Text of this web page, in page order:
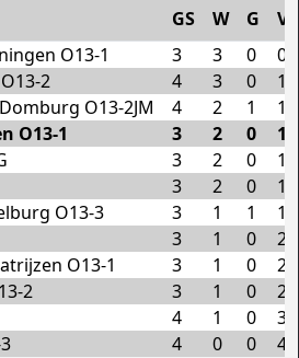
GS W G
V
O13-1 3 3 0
0
2 4 3 0
1
O13-2JM 4 2 1
1
O13-1 3 2 0
1
3 2 0
1
3 2 0
1
O13-3 3 1 1
1
3 1 0
2
O13-1 3 1 0
2
2 3 1 0
2
4 1 0
3
4 0 0 4